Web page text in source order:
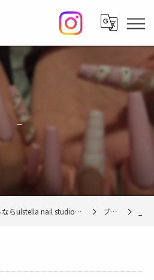
_
大阪府大阪市西区のネイルならulstella nail studio【ウルステラ】 ブログ